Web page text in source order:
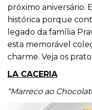
próximo aniversário.
histórica porque
legado da família
esta memorável
charme. Veja os
LA CACERIA
“Marreco ao